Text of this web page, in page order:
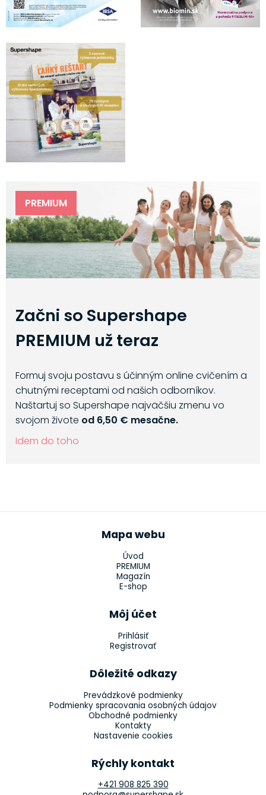
PREMIUM
Začni so Supershape
PREMIUM už teraz
Formuj svoju postavu s účinným online cvičením a
chutnými receptami od našich odborníkov.
Naštartuj so Supershape najväčšiu zmenu vo
svojom živote od 6,50 € mesačne.
Idem do toho
Mapa webu
Úvod
PREMIUM
Magazín
E-shop
Môj účet
Prihlásiť
Registrovať
Dôležité odkazy
Prevádzkové podmienky
Podmienky spracovania osobných údajov
Obchodné podmienky
Kontakty
Nastavenie cookies
Rýchly kontakt
+421 908 825 390